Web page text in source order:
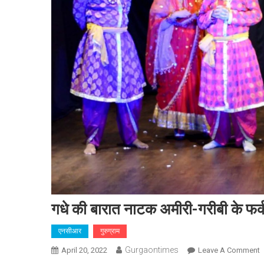
गधे की बारात नाटक अमीरी-गरीबी के
एनसीआर गुरुग्राम
April 20, 2022 Gurgaontimes Leave A CommentOn